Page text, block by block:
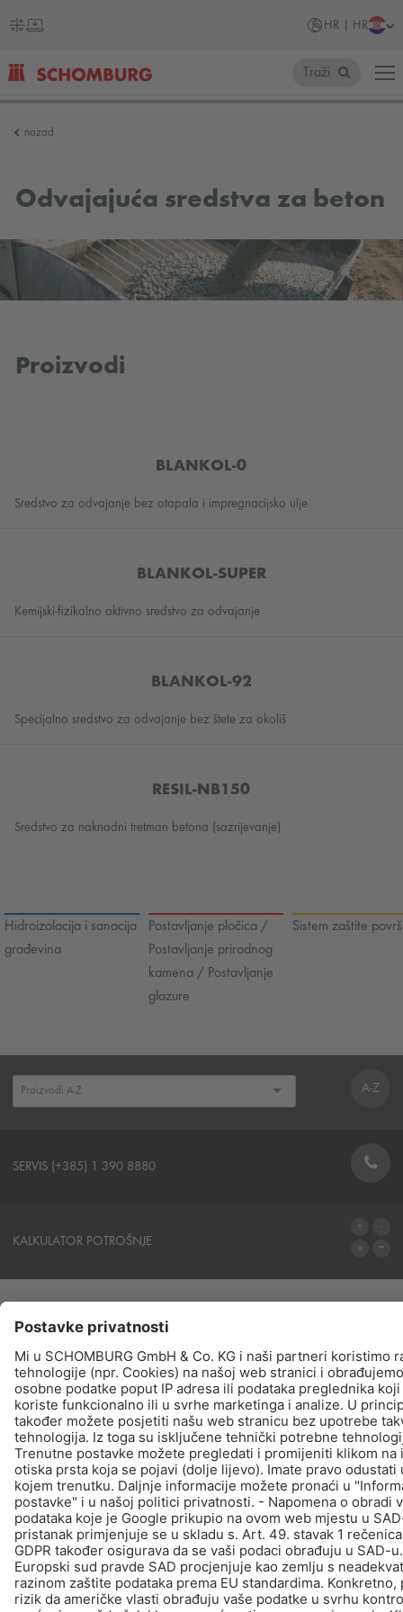
HR | HR
Hrvatska
Traži
nazad
Odvajajuća sredstva za beton
Proizvodi
BLANKOL-0
Sredstvo za odvajanje bez otapala i impregnacijsko ulje
BLANKOL-SUPER
Kemijski-fizikalno aktivno sredstvo za odvajanje
BLANKOL-92
Specijalno sredstvo za odvajanje bez štete za okoliš
RESIL-NB150
Sredstvo za naknadni tretman betona (sazrijevanje)
Hidroizolacija i sanacija
građevina
Postavljanje pločica /
Postavljanje prirodnog
kamena / Postavljanje
glazure
Sistem zaštite
A-Z
SERVIS (+385) 1 390 8880
KALKULATOR POTROŠNJE
PROIZVODI
TRAŽI - KUPNJA - INFORMIRAJTE
© Schomburg.Impressum| Zaštiti podataka
Dizajn i realizacija +| LOUIS INTERNET